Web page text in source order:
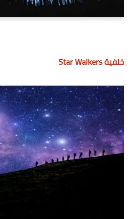
خلفية Star Walkers